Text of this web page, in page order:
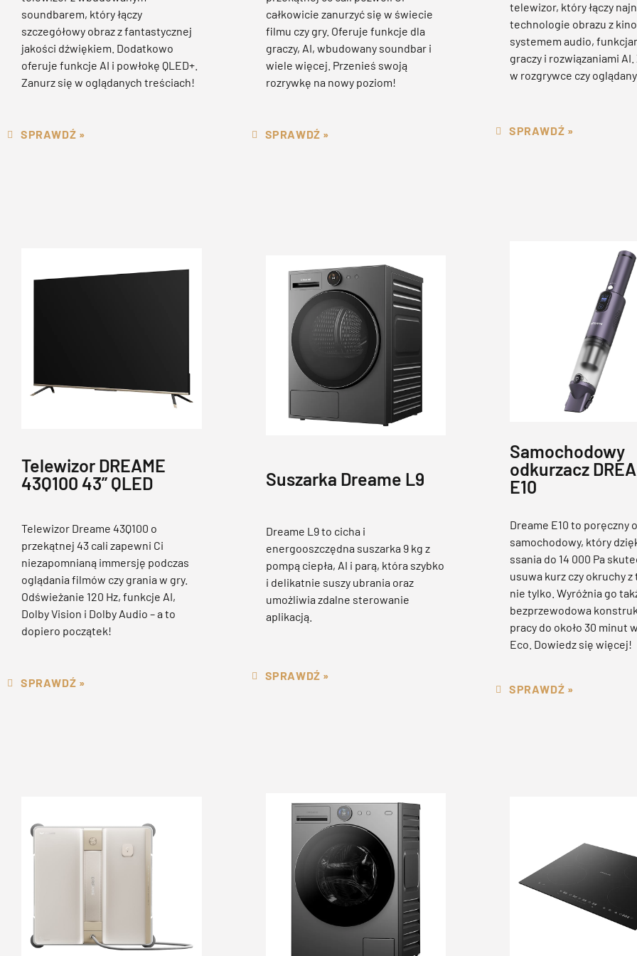
soundbarem, który łączy
szczegółowy obraz z fantastycznej
jakości dźwiękiem. Dodatkowo
oferuje funkcje AI i powłokę QLED+.
Zanurz się w oglądanych treściach!
SPRAWDŹ »
całkowicie zanurzyć się w świecie
filmu czy gry. Oferuje funkcje dla
graczy, AI, wbudowany soundbar i
wiele więcej. Przenieś swoją
rozrywkę na nowy poziom!
SPRAWDŹ »
telewizor, który łączy
technologie obrazu z
systemem audio,
graczy i rozwiązaniami
w rozgrywce czy
SPRAWDŹ »
Telewizor DREAME
43Q100 43” QLED
Telewizor Dreame 43Q100 o
przekątnej 43 cali zapewni Ci
niezapomnianą immersję podczas
oglądania filmów czy grania w gry.
Odświeżanie 120 Hz, funkcje AI,
Dolby Vision i Dolby Audio – a to
dopiero początek!
SPRAWDŹ »
Suszarka Dreame L9
Dreame L9 to cicha i
energooszczędna suszarka 9 kg z
pompą ciepła, AI i parą, która szybko
i delikatnie suszy ubrania oraz
umożliwia zdalne sterowanie
aplikacją.
SPRAWDŹ »
Samochodowy
odkurzacz
E10
Dreame E10 to poręczny
samochodowy, który
ssania do 14 000 Pa
usuwa kurz czy okruchy
nie tylko. Wyróżnia go
bezprzewodowa
pracy do około 30 minut
Eco. Dowiedz się więcej!
SPRAWDŹ »